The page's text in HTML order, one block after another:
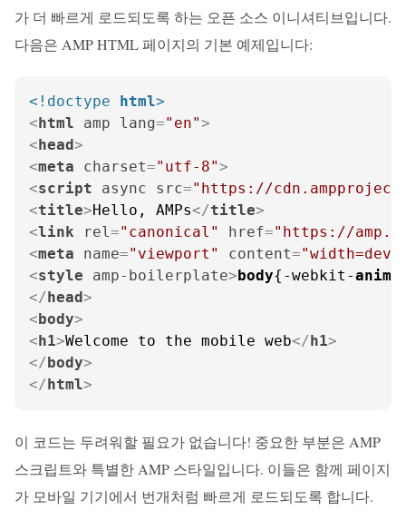
가 더 빠르게 로드되도록 하는 오픈 소스 이니셔티브입니다.
다음은 AMP HTML 페이지의 기본 예제입니다:
<!doctype html>
<html amp lang="en">
<head>
<meta charset="utf-8">
<script async src="https://
<title>Hello, AMPs</title>
<link rel="canonical" href="https://
<meta name="viewport" content=
<style amp-boilerplate>body{-webkit-
</head>
<body>
<h1>Welcome to the mobile web</h1>
</body>
</html>
이 코드는 두려워할 필요가 없습니다! 중요한 부분은 AMP
스크립트와 특별한 AMP 스타일입니다. 이들은 함께 페이지
가 모바일 기기에서 번개처럼 빠르게 로드되도록 합니다.